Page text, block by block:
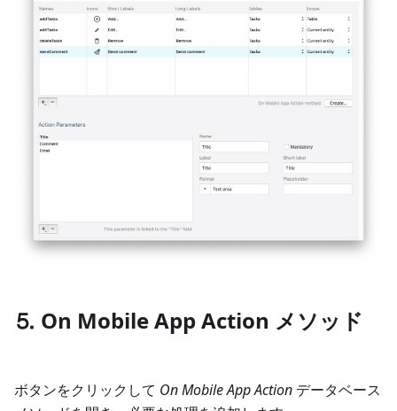
⒌ On Mobile App Action メソッド
ボタンをクリックして On Mobile App Action データベース